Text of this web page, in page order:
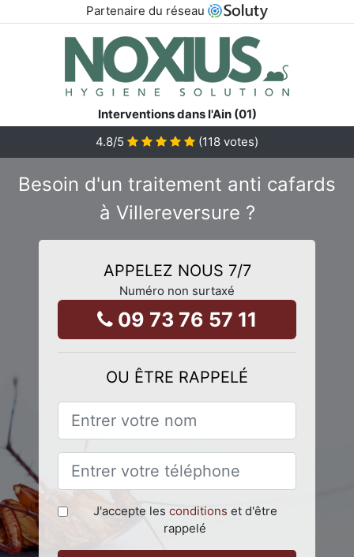
Partenaire du réseau
Interventions dans l'Ain (01)
4.8/5 (118 votes)
Besoin d'un traitement anti cafards
à Villereversure ?
APPELEZ NOUS 7/7
Numéro non surtaxé
09 73 76 57 11
OU ÊTRE RAPPELÉ
J'accepte les conditions et d'être
rappelé